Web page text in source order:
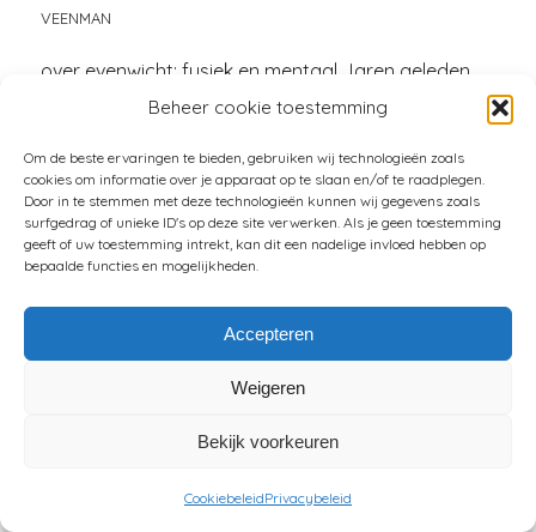
Beheer cookie toestemming
Om de beste ervaringen te bieden, gebruiken wij technologieën zoals
cookies om informatie over je apparaat op te slaan en/of te raadplegen.
Door in te stemmen met deze technologieën kunnen wij gegevens zoals
surfgedrag of unieke ID's op deze site verwerken. Als je geen toestemming
geeft of uw toestemming intrekt, kan dit een nadelige invloed hebben op
bepaalde functies en mogelijkheden.
Accepteren
Weigeren
Bekijk voorkeuren
CookiebeleidPrivacybeleid
VEENMAN
over evenwicht: fysiek en mentaal Jaren geleden
keken manlief en ik naar uitzendingen over het
tot de doelgroep, leeftijdsgewijs gesproken dan. En
kom, wij willen ook wel eens doen of we ergens iets
van af weten. Zonder dollen, het waren aan aantal
uitzendingen gewijd aan de […]
LEES MEER